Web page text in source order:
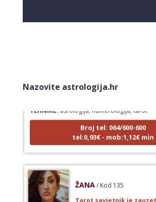
Nazovite astrologija.hr
Tarot savjetnik je zauzet
Broj tel: 064/600-600
tel:0,93€ - mob:1,12€ min
ŽANA / Kod 135
Tarot savjetnik je zauzet